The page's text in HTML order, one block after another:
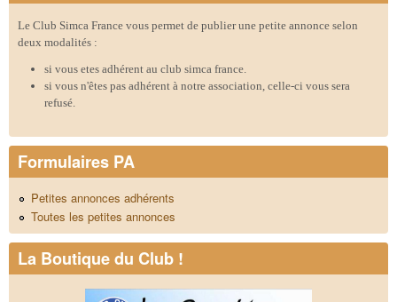
Le Club Simca France vous permet de publier une petite annonce selon
deux modalités :
si vous etes adhérent au club simca france.
si vous n'êtes pas adhérent à notre association, celle-ci vous sera
refusé.
Formulaires PA
Petites annonces adhérents
Toutes les petites annonces
La Boutique du Club !